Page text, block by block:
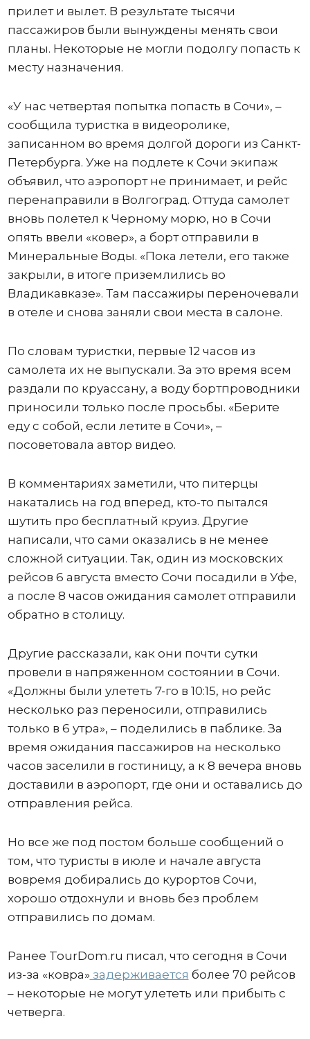
прилет и вылет. В результате тысячи
пассажиров были вынуждены менять свои
планы. Некоторые не могли подолгу попасть к
месту назначения.
«У нас четвертая попытка попасть в Сочи», –
сообщила туристка в видеоролике,
записанном во время долгой дороги из Санкт-
Петербурга. Уже на подлете к Сочи экипаж
объявил, что аэропорт не принимает, и рейс
перенаправили в Волгоград. Оттуда самолет
вновь полетел к Черному морю, но в Сочи
опять ввели «ковер», а борт отправили в
Минеральные Воды. «Пока летели, его также
закрыли, в итоге приземлились во
Владикавказе». Там пассажиры переночевали
в отеле и снова заняли свои места в салоне.
По словам туристки, первые 12 часов из
самолета их не выпускали. За это время всем
раздали по круассану, а воду бортпроводники
приносили только после просьбы. «Берите
еду с собой, если летите в Сочи», –
посоветовала автор видео.
В комментариях заметили, что питерцы
накатались на год вперед, кто-то пытался
шутить про бесплатный круиз. Другие
написали, что сами оказались в не менее
сложной ситуации. Так, один из московских
рейсов 6 августа вместо Сочи посадили в Уфе,
а после 8 часов ожидания самолет отправили
обратно в столицу.
Другие рассказали, как они почти сутки
провели в напряженном состоянии в Сочи.
«Должны были улететь 7-го в 10:15, но рейс
несколько раз переносили, отправились
только в 6 утра», – поделились в паблике. За
время ожидания пассажиров на несколько
часов заселили в гостиницу, а к 8 вечера вновь
доставили в аэропорт, где они и оставались до
отправления рейса.
Но все же под постом больше сообщений о
том, что туристы в июле и начале августа
вовремя добирались до курортов Сочи,
хорошо отдохнули и вновь без проблем
отправились по домам.
Ранее TourDom.ru писал, что сегодня в Сочи
из-за «ковра» задерживается более 70 рейсов
– некоторые не могут улететь или прибыть с
четверга.